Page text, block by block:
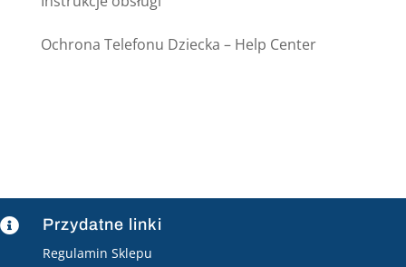
Ochrona Telefonu Dziecka – Help Center
 Przydatne linki
Regulamin Sklepu